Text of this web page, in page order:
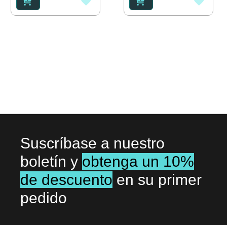
A A
Suscríbase a nuestro
boletín y obtenga un 10%
de descuento en su primer
pedido